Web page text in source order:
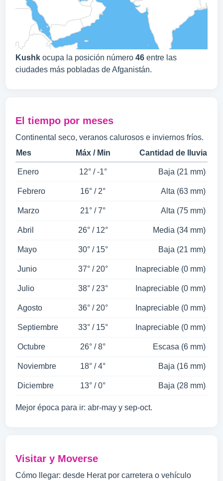
Kushk ocupa la posición número 46 entre las
ciudades más pobladas de Afganistán.
El tiempo por meses
Continental seco, veranos calurosos e inviernos fríos.
Mes
Máx / Min Cantidad de lluvia
Enero 12° / -1° Baja (21 mm)
Febrero 16° / 2° Alta (63 mm)
Marzo 21° / 7° Alta (75 mm)
Abril 26° / 12° Media (34 mm)
Mayo 30° / 15° Baja (21 mm)
Junio 37° / 20° Inapreciable (0 mm)
Julio 38° / 23° Inapreciable (0 mm)
Agosto 36° / 20° Inapreciable (0 mm)
Septiembre 33° / 15° Inapreciable (0 mm)
Octubre 26° / 8° Escasa (6 mm)
Noviembre 18° / 4° Baja (16 mm)
Diciembre 13° / 0° Baja (28 mm)
Mejor época para ir: abr-may y sep-oct.
Visitar y Moverse
Cómo llegar: desde Herat por carretera o vehículo